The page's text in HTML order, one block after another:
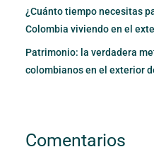
¿Cuánto tiempo necesitas
Colombia viviendo en el
Patrimonio: la verdadera
colombianos en el exterior
Comentarios